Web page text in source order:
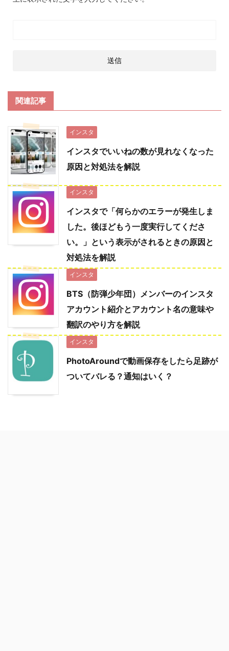
関連記事
インスタ
インスタでいいねの数が見れなくなった
原因と対処法を解説
インスタ
インスタで「何らかのエラーが発生しま
した。後ほどもう一度実行してくださ
い。」という表示がされるときの原因と
対処法を解説
インスタ
BTS（防弾少年団）メンバーのインスタ
アカウント紹介とアカウント名の意味や
翻訳のやり方を解説
インスタ
PhotoAroundで動画保存をしたら足跡が
ついてバレる？通知はいく？